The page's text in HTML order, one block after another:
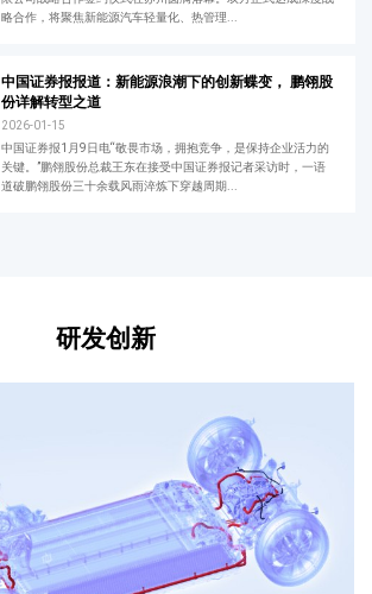
略合作，将聚焦新能源汽车轻量化、热管理...
中国证券报报道：新能源浪潮下的创新蝶变， 鹏翎股
份详解转型之道
2026-01-15
中国证券报1月9日电“敬畏市场，拥抱竞争，是保持企业活力的
关键。”鹏翎股份总裁王东在接受中国证券报记者采访时，一语
道破鹏翎股份三十余载风雨淬炼下穿越周期...
研发创新